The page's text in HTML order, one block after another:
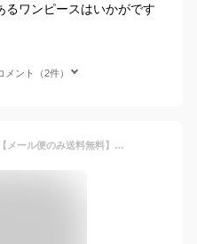
るワンピースはいかがです
ント（2件）
【最大1200円OFF★配布中】【メール便のみ送料無料】サマードレス 女の子 こども服 子供服 ワンピース サンドレス 春 夏 キッズ 女児 かわいい 大人っぽい リゾート ボタニカル プリント プリンセス 110 120 130cm